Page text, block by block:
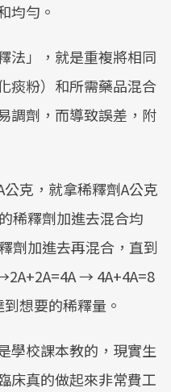
均勻。
法」，就是重複將相同
痰粉）和所需藥品混合
調劑，而導致誤差，附
克，就拿稀釋劑A公克
稀釋劑加進去混合均
劑加進去再混合，直到
→ 4A+4A=8
想要的稀釋量。
學校課本教的，現實生
床真的做起來非常費工